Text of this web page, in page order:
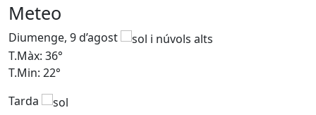
Meteo
Diumenge, 9 d’agost
T.Màx: 36°
T.Min: 22°
Tarda